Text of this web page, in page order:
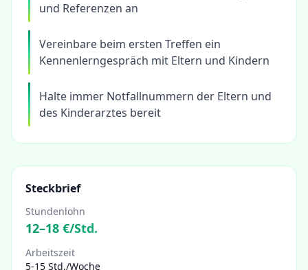
und Referenzen an
Vereinbare beim ersten Treffen ein
Kennenlerngespräch mit Eltern und Kindern
Halte immer Notfallnummern der Eltern und
des Kinderarztes bereit
Steckbrief
Stundenlohn
12–18 €/Std.
Arbeitszeit
5-15 Std./Woche